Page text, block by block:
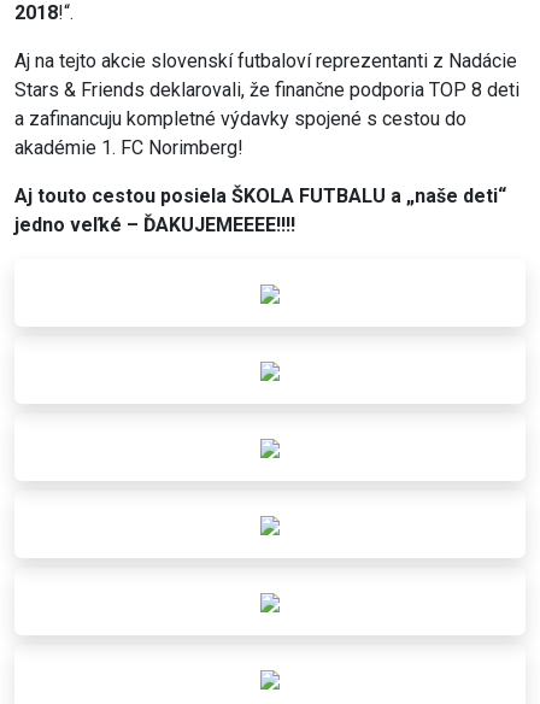
2018!“.
Aj na tejto akcie slovenskí futbaloví reprezentanti z Nadácie
Stars & Friends deklarovali, že finančne podporia TOP 8 deti
a zafinancuju kompletné výdavky spojené s cestou do
akadémie 1. FC Norimberg!
Aj touto cestou posiela ŠKOLA FUTBALU a „naše deti“
jedno veľké – ĎAKUJEMEEEE!!!!